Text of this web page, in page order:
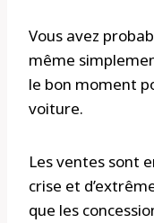
Vous avez
même
le bon moment
voiture.
Les ventes sont
crise et
que les